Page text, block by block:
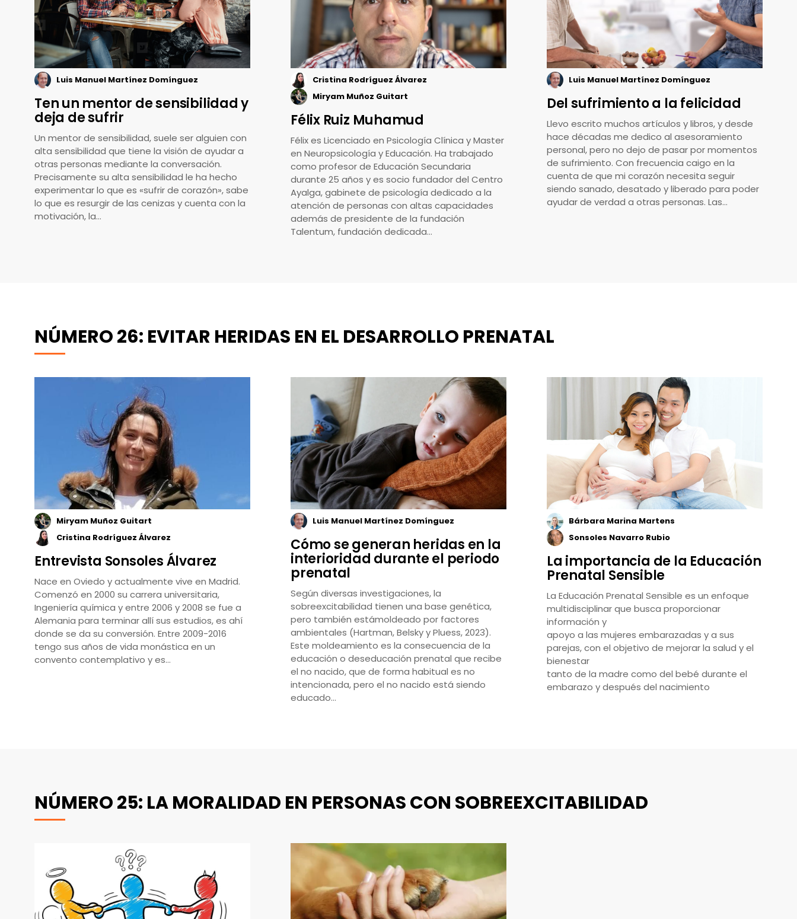
Luis Manuel Martínez Domínguez
Ten un mentor de sensibilidad y
deja de sufrir
Un mentor de sensibilidad, suele ser alguien con
alta sensibilidad que tiene la visión de ayudar a
otras personas mediante la conversación.
Precisamente su alta sensibilidad le ha hecho
experimentar lo que es «sufrir de corazón», sabe
lo que es resurgir de las cenizas y cuenta con la
motivación, la…
Cristina Rodríguez Álvarez
Miryam Muñoz Guitart
Félix Ruiz Muhamud
Félix es Licenciado en Psicología Clínica y Master
en Neuropsicología y Educación. Ha trabajado
como profesor de Educación Secundaria
durante 25 años y es socio fundador del Centro
Ayalga, gabinete de psicología dedicado a la
atención de personas con altas capacidades
además de presidente de la fundación
Talentum, fundación dedicada…
Luis Manuel Martínez Domínguez
Del sufrimiento a la felicidad
Llevo escrito muchos artículos y libros, y desde
hace décadas me dedico al asesoramiento
personal, pero no dejo de pasar por momentos
de sufrimiento. Con frecuencia caigo en la
cuenta de que mi corazón necesita seguir
siendo sanado, desatado y liberado para poder
ayudar de verdad a otras personas. Las…
NÚMERO 26: EVITAR HERIDAS EN EL DESARROLLO PRENATAL
Miryam Muñoz Guitart
Cristina Rodríguez Álvarez
Entrevista Sonsoles Álvarez
Nace en Oviedo y actualmente vive en Madrid.
Comenzó en 2000 su carrera universitaria,
Ingeniería química y entre 2006 y 2008 se fue a
Alemania para terminar allí sus estudios, es ahí
donde se da su conversión. Entre 2009-2016
tengo sus años de vida monástica en un
convento contemplativo y es…
Luis Manuel Martínez Domínguez
Cómo se generan heridas en la
interioridad durante el periodo
prenatal
Según diversas investigaciones, la
sobreexcitabilidad tienen una base genética,
pero también estámoldeado por factores
ambientales (Hartman, Belsky y Pluess, 2023).
Este moldeamiento es la consecuencia de la
educación o deseducación prenatal que recibe
el no nacido, que de forma habitual es no
intencionada, pero el no nacido está siendo
educado…
Bárbara Marina Martens
Sonsoles Navarro Rubio
La importancia de la Educación
Prenatal Sensible
La Educación Prenatal Sensible es un enfoque
multidisciplinar que busca proporcionar
información y
apoyo a las mujeres embarazadas y a sus
parejas, con el objetivo de mejorar la salud y el
bienestar
tanto de la madre como del bebé durante el
embarazo y después del nacimiento
NÚMERO 25: LA MORALIDAD EN PERSONAS CON SOBREEXCITABILIDAD